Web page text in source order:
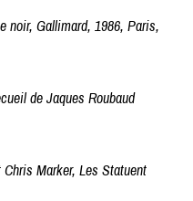
noir, Gallimard, 1986, Paris,
de Jaques Roubaud
Marker, Les Statuent